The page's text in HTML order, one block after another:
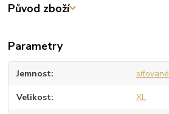
Původ zboží
Parametry
Jemnost síťované
Velikost XL